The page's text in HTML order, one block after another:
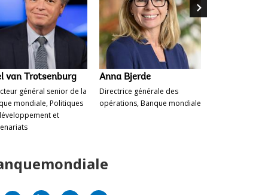
van Trotsenburg
général senior de la
mondiale, Politiques
et
Anna Bjerde
Directrice générale des
opérations, Banque mondiale